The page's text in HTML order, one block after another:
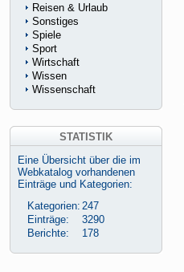
Reisen & Urlaub
Sonstiges
Spiele
Sport
Wirtschaft
Wissen
Wissenschaft
STATISTIK
Eine Übersicht über die im
Webkatalog vorhandenen
Einträge und Kategorien:
Kategorien: 247
Einträge:
3290
Berichte:
178